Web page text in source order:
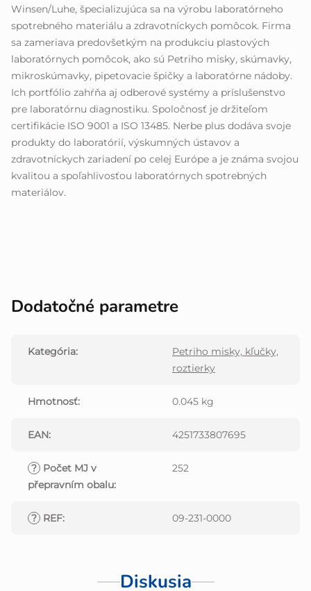
Winsen/Luhe, špecializujúca sa na výrobu laboratórneho
spotrebného materiálu a zdravotníckych pomôcok. Firma
sa zameriava predovšetkým na produkciu plastových
laboratórnych pomôcok, ako sú Petriho misky, skúmavky,
mikroskúmavky, pipetovacie špičky a laboratórne nádoby.
Ich portfólio zahŕňa aj odberové systémy a príslušenstvo
pre laboratórnu diagnostiku. Spoločnosť je držiteľom
certifikácie ISO 9001 a ISO 13485. Nerbe plus dodáva svoje
produkty do laboratórií, výskumných ústavov a
zdravotníckych zariadení po celej Európe a je známa svojou
kvalitou a spoľahlivosťou laboratórnych spotrebných
materiálov.
Dodatočné parametre
Kategória:
Petriho misky, kľučky,
roztierky
Hmotnosť: 0.045 kg
EAN: 4251733807695
? Počet MJ v
přepravním obalu:
252
? REF: 09-231-0000
Diskusia